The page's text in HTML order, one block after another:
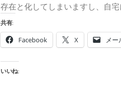
存在と化してしまいますし、自
共有:
Facebook X メー
いいね: